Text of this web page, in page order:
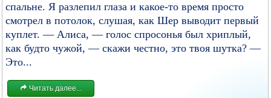
спальне. Я разлепил глаза и какое-то время просто
смотрел в потолок, слушая, как Шер выводит первый
куплет. — Алиса, — голос спросонья был хриплый,
как будто чужой, — скажи честно, это твоя шутка? —
Это...
Читать далее...